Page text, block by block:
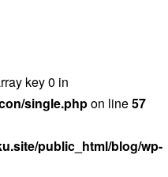
key 0 in
single.phpon line57
public_html/blog/wp-